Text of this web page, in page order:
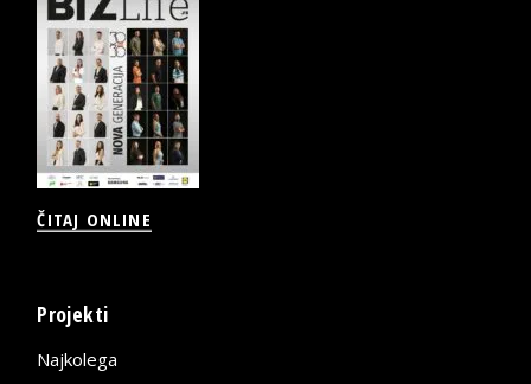
ČITAJ ONLINE
Projekti
Najkolega